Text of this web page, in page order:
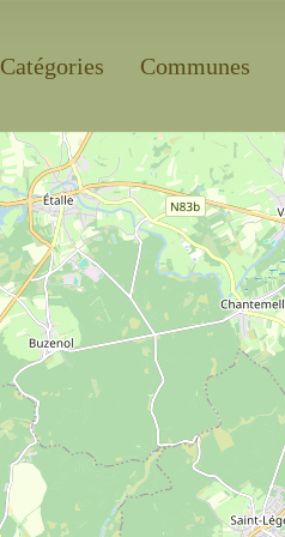
Catégories Communes